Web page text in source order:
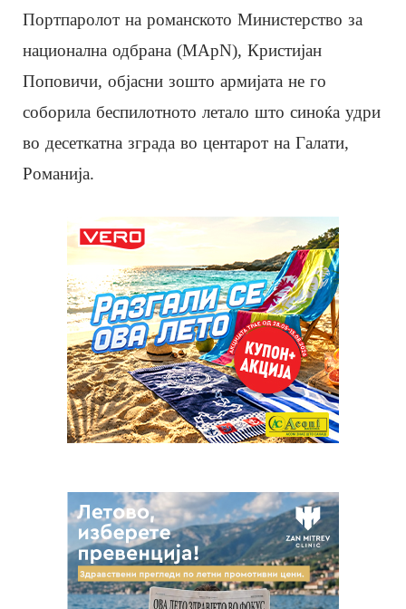
Портпаролот на романското Министерство за
национална одбрана (MApN), Кристијан
Поповичи, објасни зошто армијата не го
соборила беспилотното летало што синоќа удри
во десеткатна зграда во центарот на Галати,
Романија.